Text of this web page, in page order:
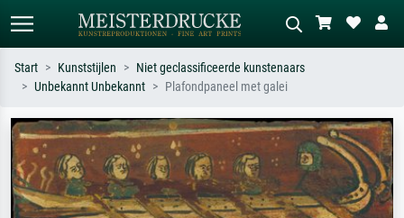
Zoek op kunstenaar, titel of stijl – bijv.
Monet, Sterrennacht, impressionisme,
Hokusai-golf, naakt.
Beschrijf de scène – bijv. groene
weide, abstract met veel rood, donker
olieverfschilderij, staand naakt naast
een boom.
Start Kunststijlen
Niet geclassificeerde kunstenaars
Unbekannt Unbekannt
Plafondpaneel met galei